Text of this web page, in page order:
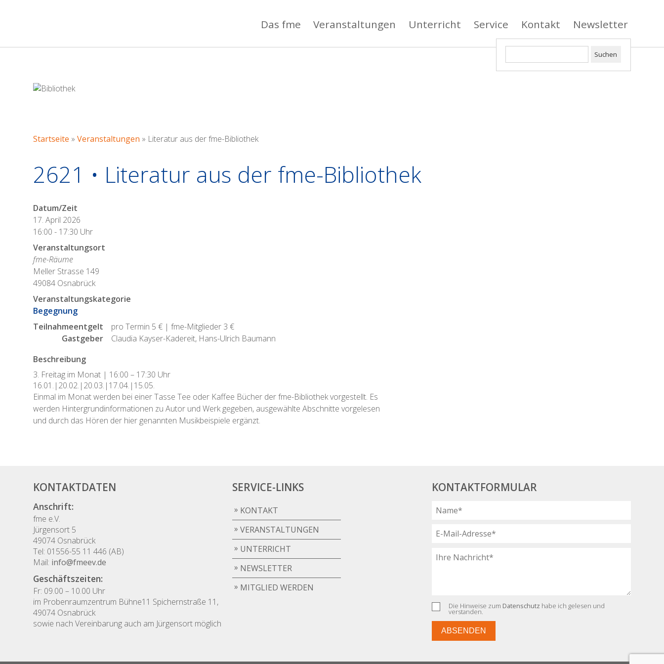
Das fme Veranstaltungen Unterricht Service Kontakt
Newsletter
Suchen
nach:
Startseite »Veranstaltungen » Literatur aus der fme-Bibliothek
2621 • Literatur aus der fme-Bibliothek
Datum/Zeit
17. April 2026
16:00 - 17:30 Uhr
Veranstaltungsort
fme-Räume
Meller Strasse 149
49084 Osnabrück
Veranstaltungskategorie
Begegnung
Teilnahmeentgelt
pro Termin 5 € | fme-Mitglieder 3 €
Gastgeber
Claudia Kayser-Kadereit, Hans-Ulrich Baumann
Beschreibung
3. Freitag im Monat | 16:00 – 17:30 Uhr
16.01.|20.02.|20.03.|17.04.|15.05.
Einmal im Monat werden bei einer Tasse Tee oder Kaffee Bücher der fme-Bibliothek vorgestellt. Es
werden Hintergrundinformationen zu Autor und Werk gegeben, ausgewählte Abschnitte vorgelesen
und durch das Hören der hier genannten Musikbeispiele ergänzt.
KONTAKTDATEN
Anschrift:
fme e.V.
Jürgensort 5
49074 Osnabrück
Tel: 01556-55 11 446 (AB)
Mail: info@fmeev.de
Geschäftszeiten:
Fr: 09.00 – 10.00 Uhr
im Probenraumzentrum Bühne11 Spichernstraße 11,
49074 Osnabrück
sowie nach Vereinbarung auch am Jürgensort möglich
SERVICE-LINKS
KONTAKT
VERANSTALTUNGEN
UNTERRICHT
NEWSLETTER
MITGLIED WERDEN
KONTAKTFORMULAR
Die Hinweise zum Datenschutz habe ich gelesen und
verstanden.